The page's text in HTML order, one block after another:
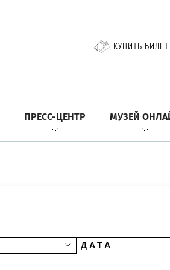
КУПИТЬ БИЛЕТ
ПРЕСС-ЦЕНТР МУЗЕЙ